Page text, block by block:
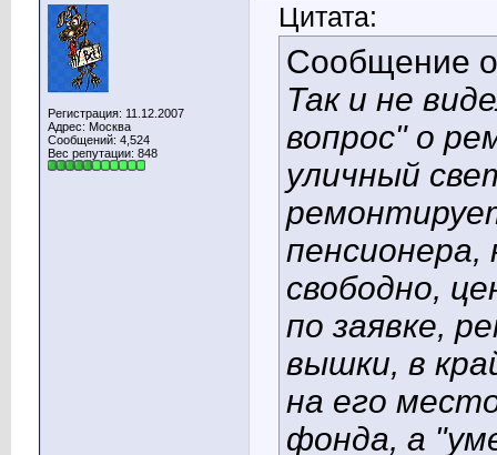
Регистрация: 11.12.2007
Адрес: Москва
Сообщений: 4,524
Вес репутации: 848
Цитата:
Сообщение
Так и не
вопрос" о
уличный
свободно,
по заявке,
вышки, в
на его
фонда, а